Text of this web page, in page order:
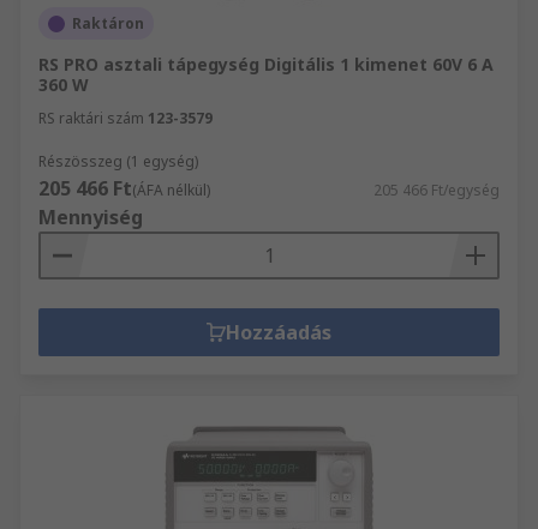
Raktáron
RS PRO asztali tápegység Digitális 1 kimenet 60V 6 A
360 W
RS raktári szám 123-3579
Részösszeg (1 egység)
205 466 Ft(ÁFA nélkül) 205 466 Ft/egység
Mennyiség
Hozzáadás